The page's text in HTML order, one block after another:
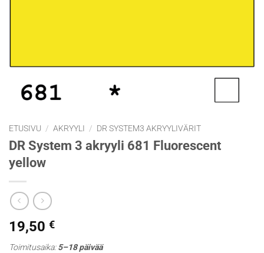
ETUSIVU / AKRYYLI / DR SYSTEM3 AKRYYLIVÄRIT
DR System 3 akryyli 681 Fluorescent
yellow
19,50 €
Toimitusaika:5–18 päivää